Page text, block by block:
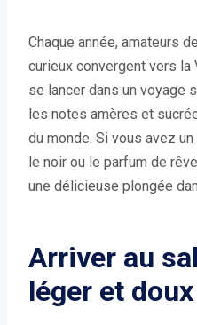
Chaque année, amateurs
curieux convergent vers
se lancer dans un voyage
les notes amères et
du monde. Si vous avez
le noir ou le parfum de
une délicieuse plongée
Arriver au
léger et doux